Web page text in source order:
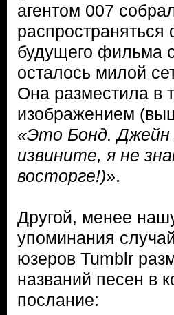
агентом 007
будущего фильма
осталось милой
Она разместила в
изображением
«Это Бонд. Джейн
извините, я не
восторге!)».
Другой, менее
упоминания
юзеров Tumblr
названий песен в
послание: